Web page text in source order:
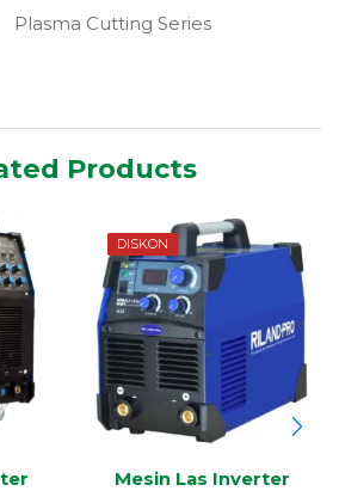
Plasma Cutting Series
Products
DISKON
Mesin Las Inverter